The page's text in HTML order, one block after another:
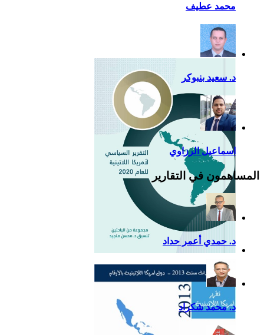
إضافية لدعم القوة الناعمة
للصين في أمريكا اللاتينية
التقرير السياسي لأمريكا
اللاتينية للعام 2020
محمد عطيف
د. سعيد بنبوكر
اسماعيل الرزاوي
المساهمون في التقارير
د. حمدي أعمر حداد
د. محمد شكراد